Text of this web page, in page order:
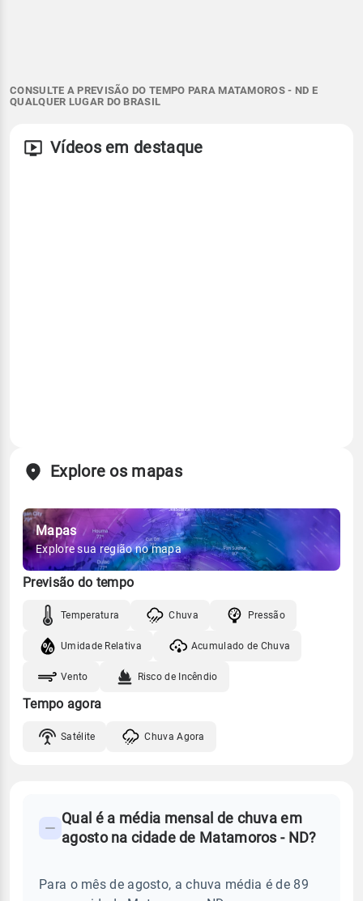
CONSULTE A PREVISÃO DO TEMPO PARA MATAMOROS - ND E
QUALQUER LUGAR DO BRASIL
Vídeos em destaque
Explore os mapas
Mapas
Explore sua região no mapa
Previsão do tempo
Temperatura Chuva Pressão
Umidade Relativa Acumulado de Chuva
Vento Risco de Incêndio
Tempo agora
Satélite Chuva Agora
Perguntas
sobre
Qual é a média mensal de chuva em
agosto na cidade de Matamoros - ND?
Para o mês de agosto, a chuva média é de 89